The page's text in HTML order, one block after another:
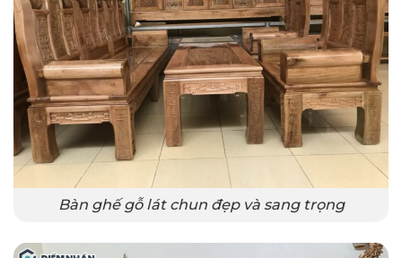
Bàn ghế gỗ lát chun đẹp và sang trọng